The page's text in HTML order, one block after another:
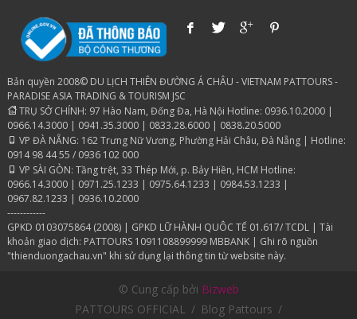
Bản quyền 2008© DU LỊCH THIÊN ĐƯỜNG Á CHÂU - VIETNAM PATTOURS -
PARADISE ASIA TRADING & TOURISM JSC
TRỤ SỞ CHÍNH: 97 Hào Nam, Đống Đa, Hà Nội Hotline: 0936.10.2000 |
0966.14.3000 | 0941.35.3000 | 0833.28.6000 | 0838.20.5000
VP ĐÀ NẴNG: 162 Trưng Nữ Vương, Phường Hải Châu, Đà Nẵng | Hotline:
0914 98 44 55 / 0936 102 000
VP SÀI GÒN: Tầng trệt, 33 Thép Mới, p. Bảy Hiền, HCM Hotline:
0966.14.3000 | 0971.25.1233 | 0975.64.1233 | 0984.53.1233 |
0967.82.1233 | 0936.10.2000
------------
GPKD 0103075864 (2008) | GPKD LỮ HÀNH QUÔC TẾ 01.617/ TCDL | Tài
khoản giao dịch: PATTOURS 1091108899999 MBBANK | Ghi rõ nguồn
"thienduongachau.vn" khi sử dụng lại thông tin từ website này.
© Cung cấp bởi Bizweb
PATTOURS OFFICIAL / Blog Pattours /